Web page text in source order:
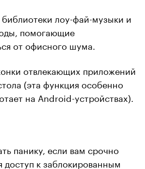
лоу-фай-музыки и
помогающие
от офисного шума.
отвлекающих приложений
(эта функция особенно
на Android-устройствах).
панику, если вам срочно
доступ к заблокированным